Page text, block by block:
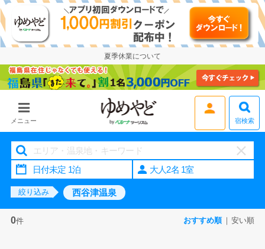
夏季休業について
メニュー 宿検索
大人2名 1室
絞り込み 西谷津温泉
0件 おすすめ順 安い順